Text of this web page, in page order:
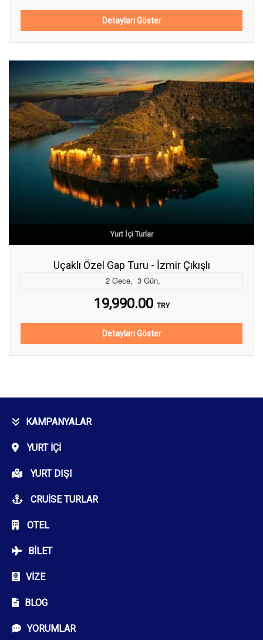
Detayları Göster
Yurt İçi Turlar
Uçaklı Özel Gap Turu - İzmir Çıkışlı
2 Gece, 3 Gün,
19,990.00 TRY
Detayları Göster
KAMPANYALAR
YURT İÇI
YURT DIŞI
CRUISE TURLAR
OTEL
BILET
VIZE
BLOG
YORUMLAR